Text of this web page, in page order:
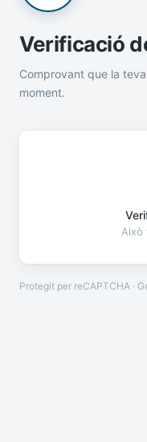
Verificació
Comprovant que la
moment.
Això
Protegit per reCAPTCHA ·